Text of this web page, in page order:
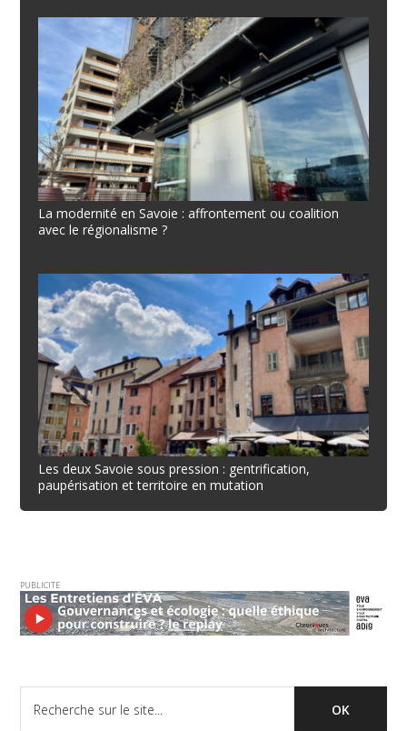
La modernité en Savoie : affrontement ou coalition
avec le régionalisme ?
Les deux Savoie sous pression : gentrification,
paupérisation et territoire en mutation
PUBLICITE